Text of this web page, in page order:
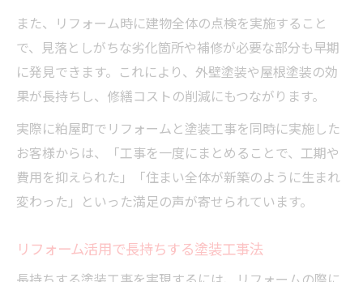
また、リフォーム時に建物全体の点検を実施すること
で、見落としがちな劣化箇所や補修が必要な部分も早期
に発見できます。これにより、外壁塗装や屋根塗装の効
果が長持ちし、修繕コストの削減にもつながります。
実際に粕屋町でリフォームと塗装工事を同時に実施した
お客様からは、「工事を一度にまとめることで、工期や
費用を抑えられた」「住まい全体が新築のように生まれ
変わった」といった満足の声が寄せられています。
リフォーム活用で長持ちする塗装工事法